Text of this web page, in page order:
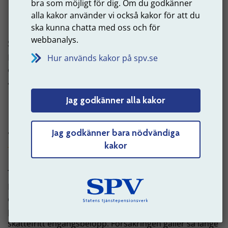
bra som möjligt för dig. Om du godkänner
alla kakor använder vi också kakor för att du
ska kunna chatta med oss och för
webbanalys.
Hur används kakor på spv.se
Jag godkänner alla kakor
Jag godkänner bara nödvändiga
kakor
socialförsäkringsförmåner
Det är pengar som Försäkringskassan betalar ut, till
exempel sjupenning, sjukersättning och
arbetsskadelivränta.
Försäkringskassans webbplats
T
tjänstegrupplivförsäkring (TGL)
Det är ett ekonomiskt skydd för den som är anställd
och som innebär att den anställdas familj kan få
pengar om hen dör. Pengarna betalas ut som ett
skattefritt engångsbelopp. Försäkringen gäller så länge